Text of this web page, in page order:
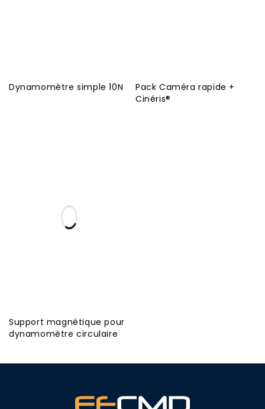
Dynamomètre simple 10N
Pack Caméra rapide +
Cinéris®
Support magnétique pour
dynamomètre circulaire